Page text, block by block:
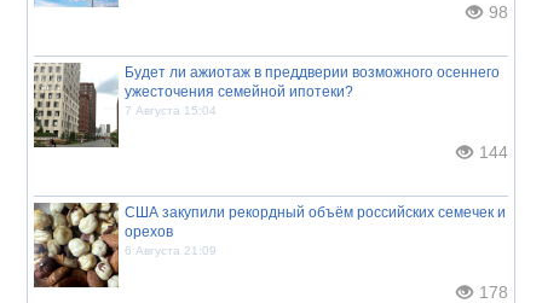
98
Будет ли ажиотаж в преддверии возможного осеннего
ужесточения семейной ипотеки?
7 Августа 15:04
144
США закупили рекордный объём российских семечек и
орехов
6 Августа 21:09
178